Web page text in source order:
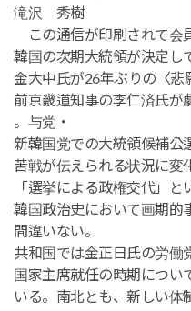
滝沢 秀樹
この通信が印刷されて会
韓国の次期大統領が決定し
金大中氏が26年ぶりの〈悲
前京畿道知事の李仁済氏が
。与党・
新韓国党での大統領候補公
苦戦が伝えられる状況に変
「選挙による政権交代」と
韓国政治史において画期的
間違いない。
共和国では金正日氏の労働
国家主席就任の時期につい
いる。南北とも、新しい体